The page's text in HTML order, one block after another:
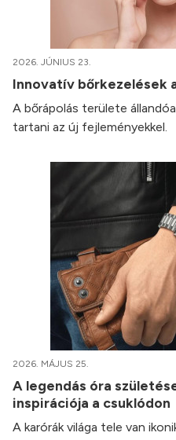
2026. JÚNIUS 23.
Innovatív bőrkezelések
A bőrápolás területe
tartani az új fejleményekkel.
2026. MÁJUS 25.
A legendás óra
inspirációja a csuklódon
A karórák világa tele van